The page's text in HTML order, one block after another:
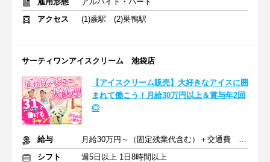
アクセス
(1)蕨駅 (2)巣鴨駅
サーティワンアイスクリーム 池袋店
【アイスクリーム販売】大好きなアイスに囲
まれて働こう！月給30万円以上＆賞与年2回
◎
給与
月給30万円～（固定残業代含む）＋交通費 ※賞与年2回
シフト
週5日以上 1日8時間以上